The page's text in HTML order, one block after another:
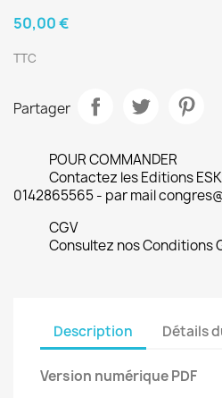
50,00 €
TTC
Partager
POUR COMMANDER
Contactez les Editions
0142865565 - par mail
CGV
Consultez nos Conditions
Description Détails
Version numérique PDF